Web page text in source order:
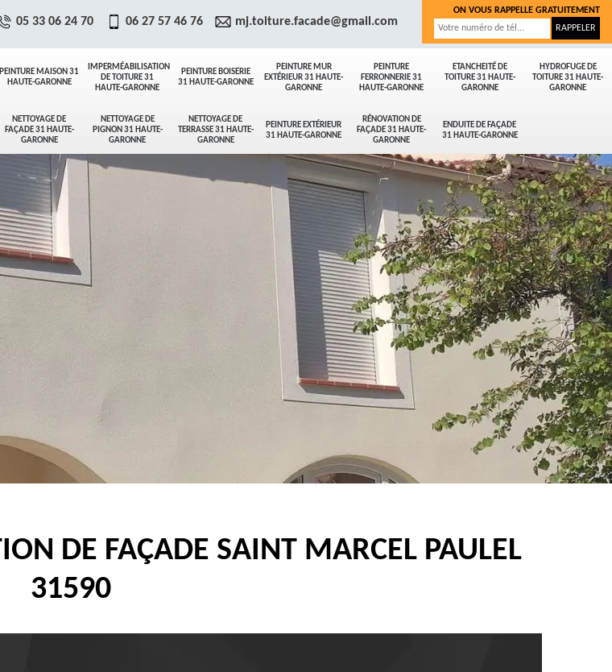
PEINTURE MAISON 31
HAUTE-GARONNE
IMPERMÉABILISATION
DE TOITURE 31
HAUTE-GARONNE
PEINTURE BOISERIE
31 HAUTE-GARONNE
PEINTURE MUR
EXTÉRIEUR 31 HAUTE-
GARONNE
PEINTURE
FERRONNERIE 31
HAUTE-GARONNE
ETANCHEITÉ DE
TOITURE 31 HAUTE-
GARONNE
HYDROFUGE DE
TOITURE 31 HAUTE-
GARONNE
NETTOYAGE DE
FAÇADE 31 HAUTE-
GARONNE
NETTOYAGE DE
PIGNON 31 HAUTE-
GARONNE
NETTOYAGE DE
TERRASSE 31 HAUTE-
GARONNE
PEINTURE EXTÉRIEUR
31 HAUTE-GARONNE
RÉNOVATION DE
FAÇADE 31 HAUTE-
GARONNE
ENDUITE DE FAÇADE
31 HAUTE-GARONNE
05 33 06 24 70 06 27 57 46 76 mj.toiture.facade@gmail.com
ON VOUS RAPPELLE GRATUITEMENT
DE FAÇADE SAINT MARCEL PAULEL
31590